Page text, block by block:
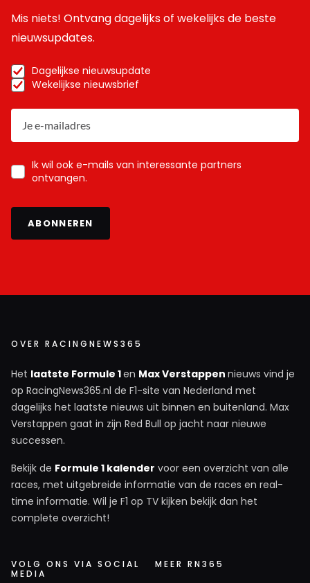
Mis niets! Ontvang dagelijks of wekelijks de beste
nieuwsupdates.
Dagelijkse nieuwsupdate
Wekelijkse nieuwsbrief
Ik wil ook e-mails van interessante partners
ontvangen.
ABONNEREN
OVER RACINGNEWS365
Het laatste Formule 1en Max Verstappen nieuws vind je
op RacingNews365.nl de F1-site van Nederland met
dagelijks het laatste nieuws uit binnen en buitenland. Max
Verstappen gaat in zijn Red Bull op jacht naar nieuwe
successen.
Bekijk de Formule 1 kalender voor een overzicht van alle
races, met uitgebreide informatie van de races en real-
time informatie. Wil je F1 op TV kijken bekijk dan het
complete overzicht!
VOLG ONS VIA SOCIAL
MEDIA
MEER RN365